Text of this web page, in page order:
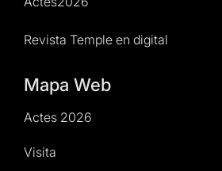
Revista Temple en digital
Mapa Web
Actes 2026
Visita